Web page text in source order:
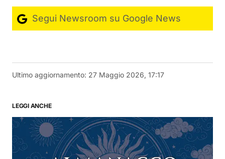
Segui Newsroom su Google News
Ultimo aggiornamento: 27 Maggio 2026, 17:17
LEGGI ANCHE